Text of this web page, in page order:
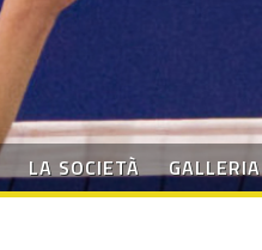
LA SOCIETÀ GALLERIA